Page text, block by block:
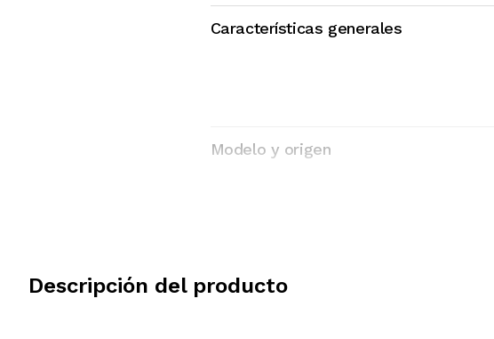
Características generales
Modelo y origen
Descripción del producto